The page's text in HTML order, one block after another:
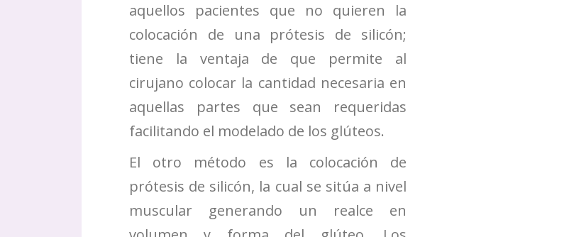
aquellos pacientes que no quieren la
colocación de una prótesis de silicón;
tiene la ventaja de que permite al
cirujano colocar la cantidad necesaria en
aquellas partes que sean requeridas
facilitando el modelado de los glúteos.
El otro método es la colocación de
prótesis de silicón, la cual se sitúa a nivel
muscular generando un realce en